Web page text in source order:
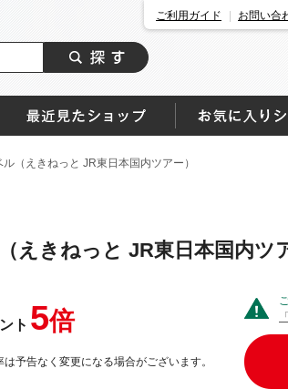
ご利用ガイド お問い合
（えきねっと JR東日本国内ツアー）
えきねっと JR東日本国内ツ
ト 5倍
予告なく変更になる場合がございます。